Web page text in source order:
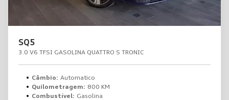
SQ5
3.0 V6 TFSI GASOLINA QUATTRO S TRONIC
Câmbio: Automatico
Quilometragem: 800 KM
Combustível: Gasolina